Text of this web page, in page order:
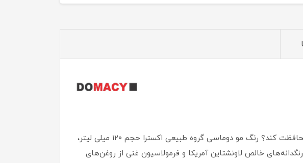
آیا به دنبال رنگی هستید که علاوه بر تغییر دادن ظاهر شما، از سلامت و لطافت موهایتان نیز محافظت کند؟ رنگ مو دوماسی گروه طبیعی اکسترا حجم ۱۲۰ میلی لیتر،
خالص لاونشتاین آمریکا و فرمولاسیون غنی از روغن‌های